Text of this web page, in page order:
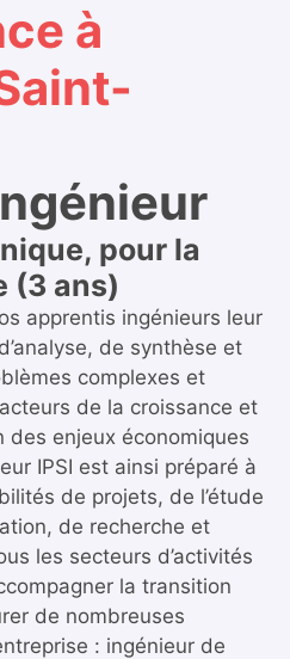
à
pour la
(3 ans)
apprentis ingénieurs leur
de synthèse et
complexes et
de la croissance et
des enjeux économiques
IPSI est ainsi préparé à
de projets, de l’étude
de recherche et
les secteurs d’activités
la transition
de nombreuses
: ingénieur de